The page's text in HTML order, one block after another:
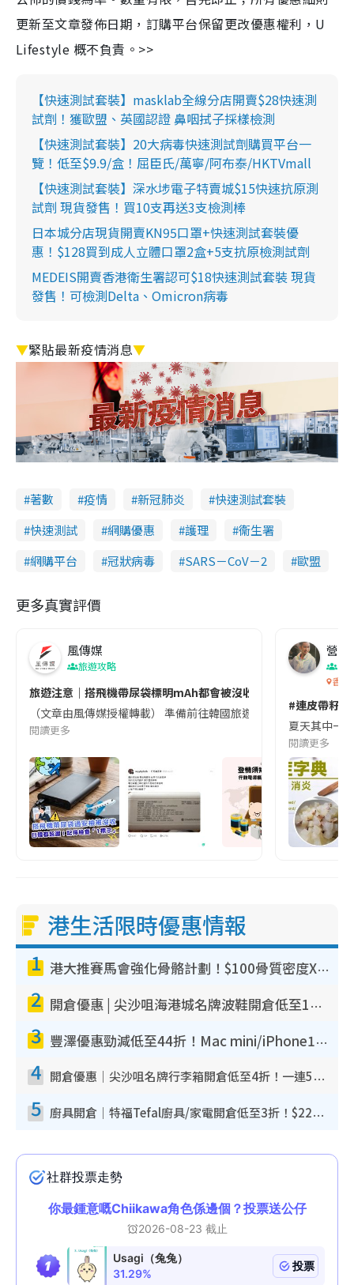
更新至文章發佈日期，訂購平台保留更改優惠權利，U
Lifestyle 概不負責。>>
【快速測試套裝】masklab全線分店開賣$28快速測
試劑！獲歐盟、英國認證 鼻咽拭子採樣檢測
【快速測試套裝】20大病毒快速測試劑購買平台一
覽！低至$9.9/盒！屈臣氏/萬寧/阿布泰/HKTVmall
【快速測試套裝】深水埗電子特賣城$15快速抗原測
試劑 現貨發售！買10支再送3支檢測棒
日本城分店現貨開賣KN95口罩+快速測試套裝優
惠！$128買到成人立體口罩2盒+5支抗原檢測試劑
MEDEIS開賣香港衛生署認可$18快速測試套裝 現貨
發售！可檢測Delta、Omicron病毒
▼緊貼最新疫情消息▼
著數 疫情 新冠肺炎
快速測試套裝
快速測試
網購優惠 護理
衞生署
網購平台
冠狀病毒 SARS－CoV－2 歐盟
更多真實評價
風傳媒
旅遊攻略
旅遊注意｜搭飛機帶尿袋標明mAh都會被沒收😱出發前切記檢查
（文章由風傳媒授權轉載） 準備前往韓國旅遊的民眾，近期要
閱讀更多
營養
香港
#連皮帶籽
夏天其中一
閱讀更多
港生活限時優惠情報
1 港大推賽馬會強化骨骼計劃！$100骨質密度X光檢查 完成免費運動訓練送超市禮券！附參加資格
2 開倉優惠 | 尖沙咀海港城名牌波鞋開倉低至1折！On鞋$899起／Joy&Peace鞋履$98起
3 豐澤優惠勁減低至44折！Mac mini/iPhone17Pro大減價！廚房家電$220起
4 開倉優惠｜尖沙咀名牌行李箱開倉低至4折！一連5日 American Tourister/ace./Hallmark $200起！
5 廚具開倉｜特福Tefal廚具/家電開倉低至3折！$220起買平底鍋/炒鑊/湯煲！電飯煲/吸塵機/燙斗$418起